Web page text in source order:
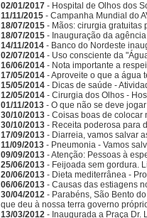
02/01/2017 - Hospital de Olhos dos
11/11/2015 - Campanha Mundial do
18/07/2015 - Mãos: cirurgia gratuitas
18/07/2015 - Inauguração da
14/11/2014 - Banco do Nordeste
02/07/2014 - Uso consciente da
16/06/2014 - Nota importante a
17/05/2014 - Aproveite o que a água
15/05/2014 - Dicas de saúde -
12/05/2014 - Cirurgia dos Olhos -
01/11/2013 - O que não se deve
30/10/2013 - Coisas boas de colocar
30/10/2013 - Receita poderosa para
17/09/2013 - Diarreia, vamos salvar
11/09/2013 - Pneumonia - Vamos
09/09/2013 - Atenção: Pessoas à
25/06/2013 - Feijoada sem gordura.
20/06/2013 - Dieta mediterrânea -
06/06/2013 - Causas das estiagens
30/04/2012 - Parabéns, São Bento
que deu à nossa terra governo
13/03/2012 - Inaugurada a Praça Dr.